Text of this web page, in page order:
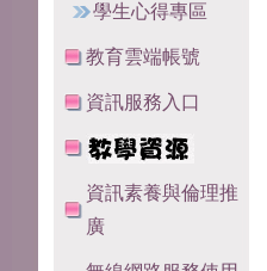
學生心得專區
教育雲端帳號
資訊服務入口
資訊素養與倫理推
廣